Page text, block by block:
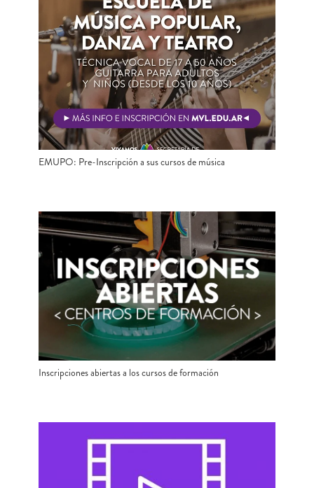
EMUPO: Pre-Inscripción a sus cursos de música
Inscripciones abiertas a los cursos de formación